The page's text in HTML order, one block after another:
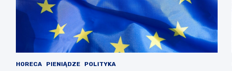
HORECA PIENIĄDZE POLITYKA